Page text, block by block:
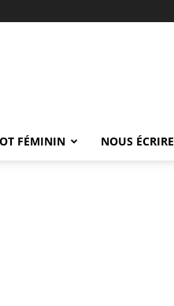
FÉMININ NOUS ÉCRIRE